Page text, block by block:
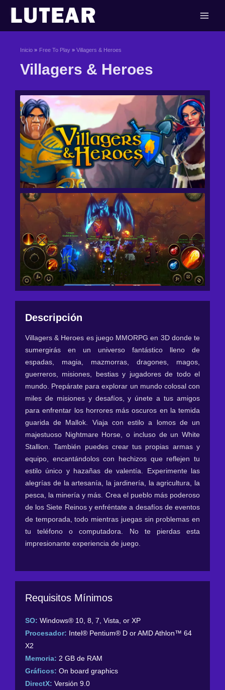
contenido
Inicio Free To Play Villagers & Heroes
Villagers & Heroes
Descripción
Villagers & Heroes es juego MMORPG en 3D donde te
sumergirás en un universo fantástico lleno de
espadas, magia, mazmorras, dragones, magos,
guerreros, misiones, bestias y jugadores de todo el
mundo. Prepárate para explorar un mundo colosal con
miles de misiones y desafíos, y únete a tus amigos
para enfrentar los horrores más oscuros en la temida
guarida de Mallok. Viaja con estilo a lomos de un
majestuoso Nightmare Horse, o incluso de un White
Stallion. También puedes crear tus propias armas y
equipo, encantándolos con hechizos que reflejen tu
estilo único y hazañas de valentía. Experimente las
alegrías de la artesanía, la jardinería, la agricultura, la
pesca, la minería y más. Crea el pueblo más poderoso
de los Siete Reinos y enfréntate a desafíos de eventos
de temporada, todo mientras juegas sin problemas en
tu teléfono o computadora. No te pierdas esta
impresionante experiencia de juego.
Requisitos Mínimos
SO: Windows® 10, 8, 7, Vista, or XP
Procesador: Intel® Pentium® D or AMD Athlon™ 64
X2
Memoria: 2 GB de RAM
Gráficos: On board graphics
DirectX: Versión 9.0